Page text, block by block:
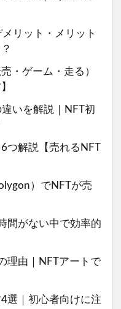
メリット・メリット
・ゲーム・走る）
いを解説｜NFT初
つ解説【売れるNFT
）でNFTが売
間がない中で効率的
理由｜NFTアートで
選｜初心者向けに注